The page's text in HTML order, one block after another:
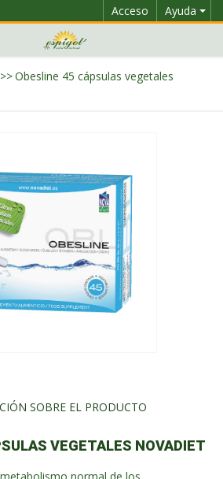
Ayuda
Acceso
>>Obesline 45 cápsulas vegetales
SOBRE EL PRODUCTO
VEGETALES NOVADIET